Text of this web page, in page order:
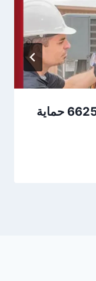
فني تكييف فهد الأحمد 66255919 حماية